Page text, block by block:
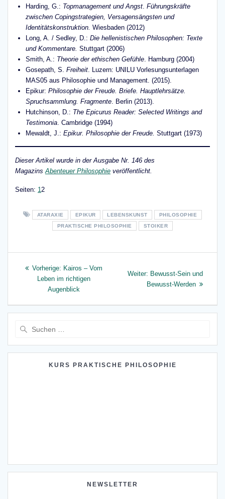
Harding, G.: Topmanagement und Angst. Führungskräfte
zwischen Copingstrategien, Versagensängsten und
Identitätskonstruktion. Wiesbaden (2012)
Long, A. / Sedley, D.: Die hellenistischen Philosophen: Texte
und Kommentare. Stuttgart (2006)
Smith, A.: Theorie der ethischen Gefühle. Hamburg (2004)
Gosepath, S. Freiheit. Luzern: UNILU Vorlesungsunterlagen
MAS05 aus Philosophie und Management. (2015).
Epikur: Philosophie der Freude. Briefe. Hauptlehrsätze.
Spruchsammlung. Fragmente. Berlin (2013).
Hutchinson, D.: The Epicurus Reader: Selected Writings and
Testimonia. Cambridge (1994)
Mewaldt, J.: Epikur. Philosophie der Freude. Stuttgart (1973)
Dieser Artikel wurde in der Ausgabe Nr. 146 des
MagazinsAbenteuer Philosophie veröffentlicht.
Seiten: Seite
1,
Seite
2
ATARAXIE EPIKUR LEBENSKUNST
PHILOSOPHIE
PRAKTISCHE PHILOSOPHIE
STOIKER
Beitragsnavigation
Vorherige: Vorheriger
Beitrag:
Kairos – Vom
Leben im richtigen
Augenblick
Weiter: Nächster
Beitrag:
Bewusst-Sein und
Bewusst-Werden
KURS PRAKTISCHE PHILOSOPHIE
NEWSLETTER